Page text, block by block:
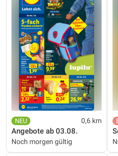
0,6 km
Angebote ab 03.08.
Noch morgen gültig